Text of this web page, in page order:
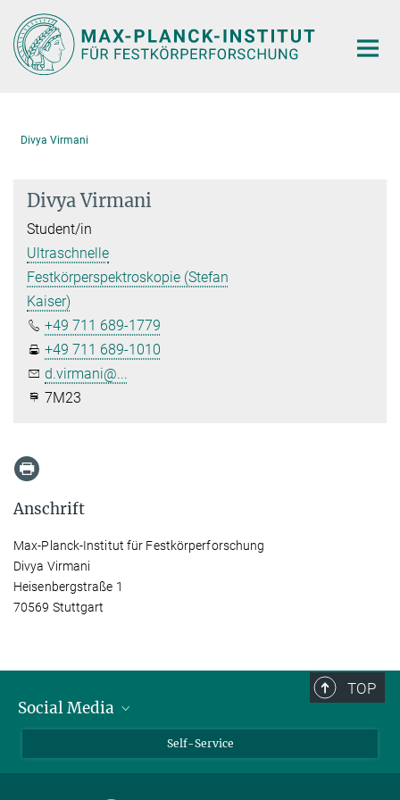
Hauptinhalt
Divya Virmani
Divya Virmani
Student/in
Ultraschnelle
Festkörperspektroskopie (Stefan
Kaiser)
+49 711 689-1779
+49 711 689-1010
d.virmani@...
7M23
Anschrift
Max-Planck-Institut für Festkörperforschung
Divya Virmani
Heisenbergstraße 1
70569 Stuttgart
TOP
Social Media
Self-Service